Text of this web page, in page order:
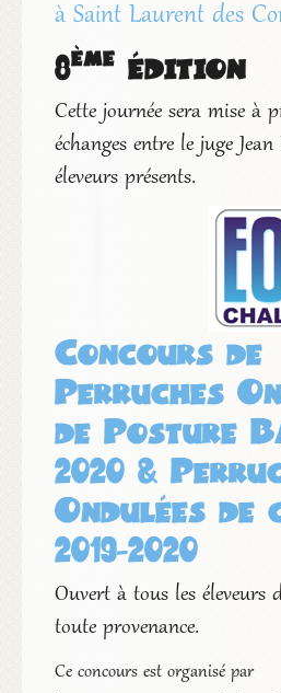
à Saint Laurent des
8èmeédition
Cette journée sera mise à
échanges entre le juge
éleveurs présents.
Concours de
Perruches
de Posture
2020 &
Ondulées de
2019-2020
Ouvert à tous les éleveurs
toute provenance.
Ce concours est organisé par